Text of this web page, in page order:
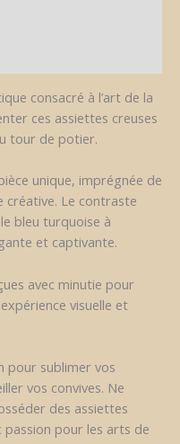
consacré à l’art de la
ces assiettes creuses
tour de potier.
unique, imprégnée de
créative. Le contraste
bleu turquoise à
et captivante.
avec minutie pour
visuelle et
pour sublimer vos
vos convives. Ne
des assiettes
passion pour les arts de